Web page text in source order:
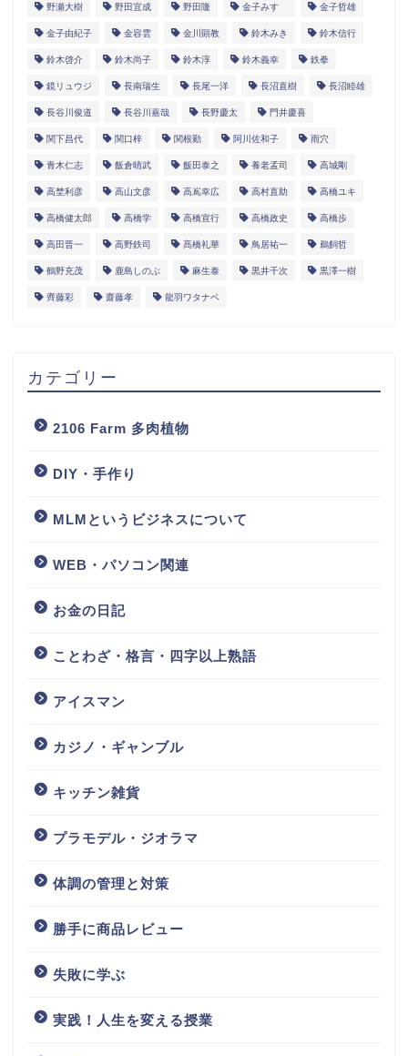
野瀬大樹 野田宜成 野田隆 金子みすゞ 金子哲雄
金子由紀子 金容雲 金川顕教 鈴木みき 鈴木信行
鈴木啓介 鈴木尚子 鈴木淳 鈴木義幸 鉄拳
鏡リュウジ 長南瑞生 長尾一洋 長沼直樹 長沼睦雄
長谷川俊道 長谷川嘉哉 長野慶太 門井慶喜
関下昌代 関口梓 関根勤 阿川佐和子 雨穴
青木仁志 飯倉晴武 飯田泰之 養老孟司 高城剛
高埜利彦 高山文彦 高嶌幸広 高村直助 高橋ユキ
高橋健太郎 高橋学 高橋宣行 高橋政史 高橋歩
高田晋一 高野鉄司 髙橋礼華 鳥居祐一 鵜飼哲
鶴野充茂 鹿島しのぶ 麻生泰 黒井千次 黒澤一樹
齊藤彩 齋藤孝 龍羽ワタナベ
カテゴリー
2106 Farm 多肉植物
DIY・手作り
MLMというビジネスについて
WEB・パソコン関連
お金の日記
ことわざ・格言・四字以上熟語
アイスマン
カジノ・ギャンブル
キッチン雑貨
プラモデル・ジオラマ
体調の管理と対策
勝手に商品レビュー
失敗に学ぶ
実践！人生を変える授業